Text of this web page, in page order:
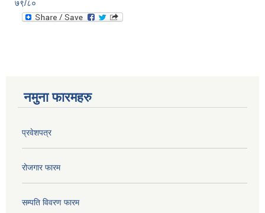
७९/८०
नमुना फारमहरु
प्रवेशपत्र
रोजगार फारम
सम्पति विवरण फारम